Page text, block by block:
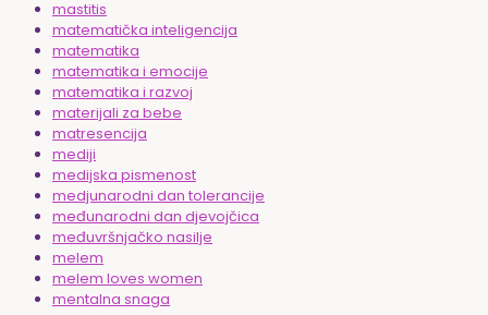
mastitis
matematička inteligencija
matematika
matematika i emocije
matematika i razvoj
materijali za bebe
matresencija
mediji
medijska pismenost
medjunarodni dan tolerancije
međunarodni dan djevojčica
međuvršnjačko nasilje
melem
melem loves women
mentalna snaga